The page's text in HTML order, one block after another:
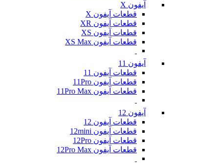
آیفون X
قطعات آیفون X
قطعات آیفون XR
قطعات آیفون XS
قطعات آیفون XS Max
آیفون 11
قطعات آیفون 11
قطعات آیفون 11Pro
قطعات آیفون 11Pro Max
آیفون 12
قطعات آیفون 12
قطعات آیفون 12mini
قطعات آیفون 12Pro
قطعات آیفون 12Pro Max